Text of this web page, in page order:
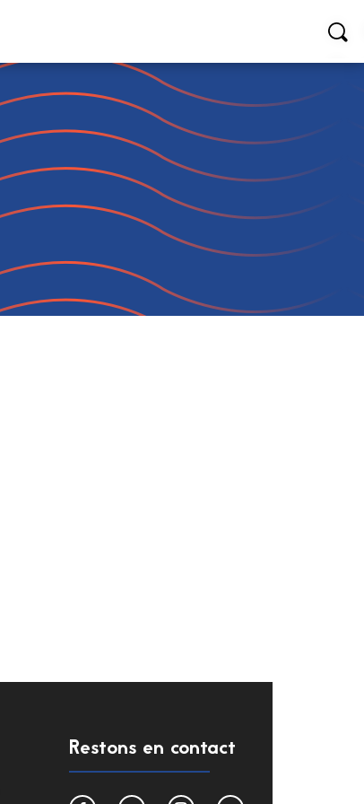
Restons en contact